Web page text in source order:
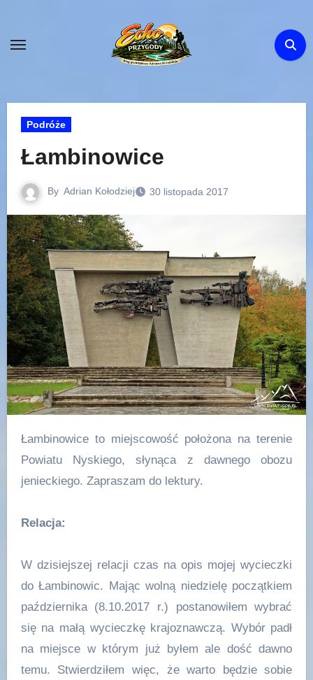
content
Podróże
Łambinowice
By Adrian Kołodziej 30 listopada 2017
Łambinowice to miejscowość położona na terenie
Powiatu Nyskiego, słynąca z dawnego obozu
jenieckiego. Zapraszam do lektury.
Relacja:
W dzisiejszej relacji czas na opis mojej wycieczki
do Łambinowic. Mając wolną niedzielę początkiem
października (8.10.2017 r.) postanowiłem wybrać
się na małą wycieczkę krajoznawczą. Wybór padł
na miejsce w którym już byłem ale dość dawno
temu. Stwierdziłem więc, że warto będzie sobie